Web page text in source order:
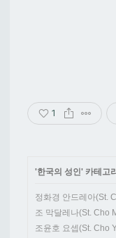
1
'한국의 성인' 카테고
정화경 안드레아(St.
조 막달레나(St. Cho
조윤호 요셉(St. Cho